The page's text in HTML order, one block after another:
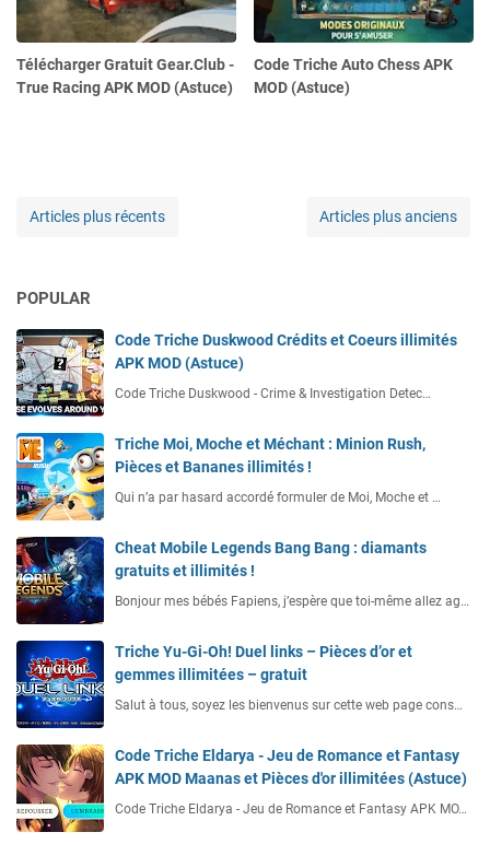
Télécharger Gratuit Gear.Club -
True Racing APK MOD (Astuce)
Code Triche Auto Chess APK
MOD (Astuce)
Articles plus récents Articles plus anciens
POPULAR
Code Triche Duskwood Crédits et Coeurs illimités
APK MOD (Astuce)
Code Triche Duskwood - Crime & Investigation Detec…
Triche Moi, Moche et Méchant : Minion Rush,
Pièces et Bananes illimités !
Qui n’a par hasard accordé formuler de Moi, Moche et …
Cheat Mobile Legends Bang Bang : diamants
gratuits et illimités !
Bonjour mes bébés Fapiens, j’espère que toi-même allez ag…
Triche Yu-Gi-Oh! Duel links – Pièces d’or et
gemmes illimitées – gratuit
Salut à tous, soyez les bienvenus sur cette web page cons…
Code Triche Eldarya - Jeu de Romance et Fantasy
APK MOD Maanas et Pièces d'or illimitées (Astuce)
Code Triche Eldarya - Jeu de Romance et Fantasy APK MO…